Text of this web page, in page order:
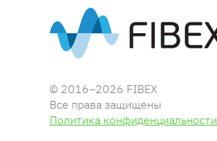
© 2016–2026 FIBEX
Все права защищены
Политика конфиденциальности